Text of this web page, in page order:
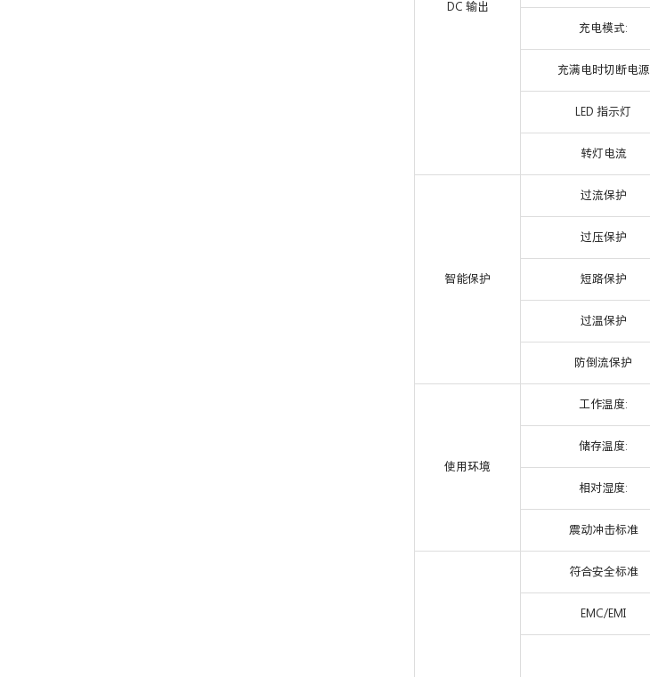
DC 输出
充电模式:
充满电时切断电源
LED 指示灯
转灯电流
智能保护
过流保护
过压保护
短路保护
过温保护
防倒流保护
使用环境
工作温度:
储存温度:
相对湿度:
震动冲击标准
符合安全标准
EMC/EMI